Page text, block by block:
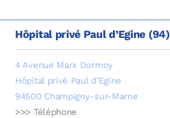
Hôpital privé Paul d’Egine (94)
4 Avenue Marx Dormoy
Hôpital privé Paul d’Egine
94500 Champigny-sur-Marne
>>> Téléphone